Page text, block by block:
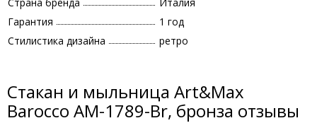
Гарантия
1 год
Стилистика дизайна
ретро
Стакан и мыльница Art&Max
Barocco AM-1789-Br, бронза отзывы